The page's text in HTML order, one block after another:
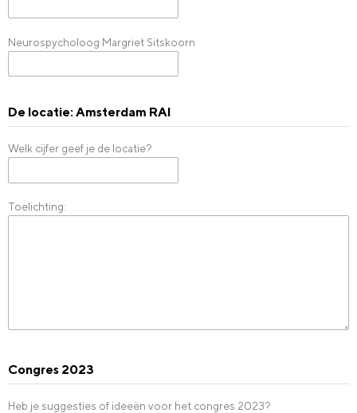
Neurospycholoog Margriet Sitskoorn
De locatie: Amsterdam RAI
Welk cijfer geef je de locatie?
Toelichting:
Congres 2023
Heb je suggesties of ideeën voor het congres 2023?